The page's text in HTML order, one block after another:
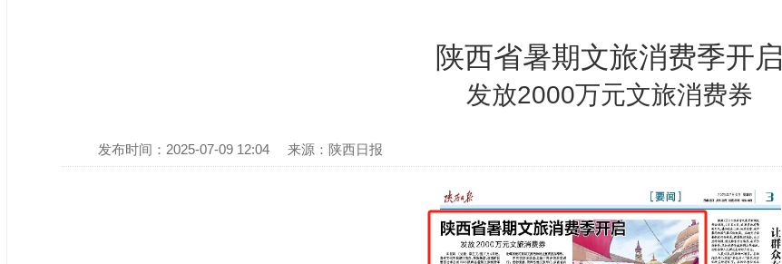
陕西省暑期文旅消费季开启
发放2000万元文旅消费券
发布时间：2025-07-09 12:04 来源：陕西日报